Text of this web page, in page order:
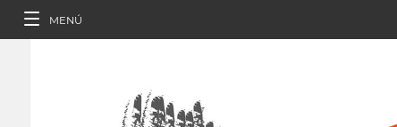
MENÚ